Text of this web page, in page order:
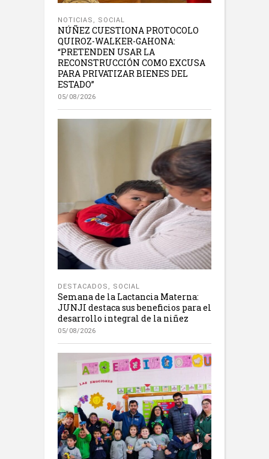
NOTICIAS , SOCIAL
NÚÑEZ CUESTIONA PROTOCOLO
QUIROZ-WALKER-GAHONA:
“PRETENDEN USAR LA
RECONSTRUCCIÓN COMO EXCUSA
PARA PRIVATIZAR BIENES DEL
ESTADO”
05/08/2026
DESTACADOS , SOCIAL
Semana de la Lactancia Materna:
JUNJI destaca sus beneficios para el
desarrollo integral de la niñez
05/08/2026